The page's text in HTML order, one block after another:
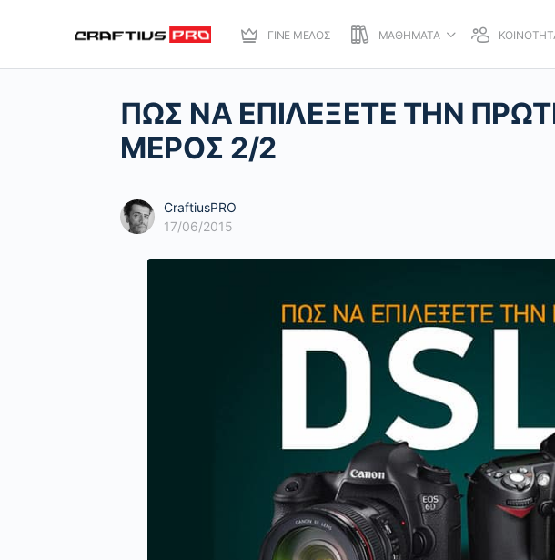
ΓΙΝΕ ΜΕΛΟΣ ΜΑΘΗΜΑΤΑ
ΠΩΣ ΝΑ ΕΠΙΛΕΞΕΤΕ ΤΗΝ
ΜΕΡΟΣ 2/2
CraftiusPRO
17/06/2015